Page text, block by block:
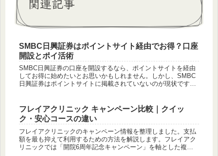
SMBC日興証券はポイントサイト経由でお得？口座
開設とポイ活術
SMBC日興証券の口座を開設するなら、ポイントサイトを経由
してお得に始めたいとお思いかもしれません。しかし、SMBC
日興証券はポイントサイトに掲載されていないのが現状です。
フレイアクリニック キャンペーン比較｜クイッ
ク・安心コースの違い
フレイアクリニックのキャンペーン情報を整理しました。支払
額を最も抑えて利用するための方法を解説します。フレイアク
リニックでは「開院6周年記念キャンペーン」を軸とした複数